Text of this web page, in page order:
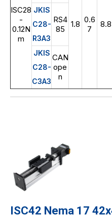
ISC28
-
0.12N
m
1.8 0.6
7
8.8
JKIS
C28-
R3A3
RS4
85
JKIS
C28-
C3A3
CAN
ope
n
ISC42 Nema 17